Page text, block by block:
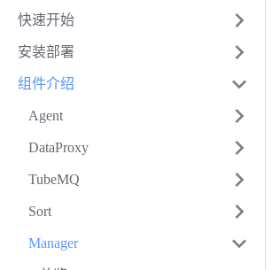
快速开始
安装部署
组件介绍
Agent
DataProxy
TubeMQ
Sort
Manager